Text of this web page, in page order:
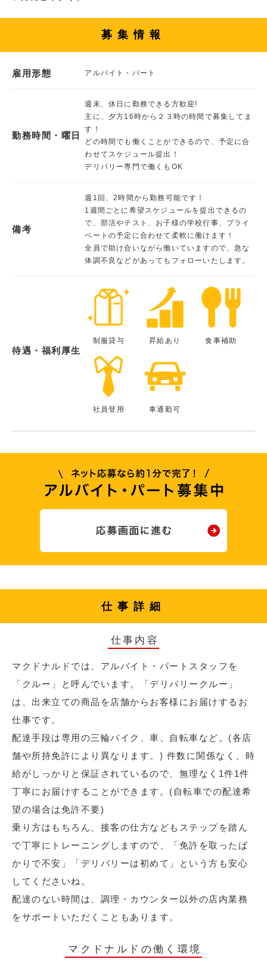
募集情報
雇用形態 アルバイト・パート
勤務時間・曜日
週末、休日に勤務できる方歓迎!
主に、夕方16時から２３時の時間で募集してま
す！
どの時間でも働くことができるので、予定に合
わせてスケジュール提出！
デリバリー専門で働くもOK
備考
週1回、2時間から勤務可能です！
1週間ごとに希望スケジュールを提出できるの
で、部活やテスト、お子様の学校行事、プライ
ベートの予定に合わせて柔軟に働けます！
全員で助け合いながら働いていますので、急な
体調不良などがあってもフォローいたします。
待遇・福利厚生
制服貸与 昇給あり 食事補助
社員登用 車通勤可
仕事詳細
仕事内容
マクドナルドでは、アルバイト・パートスタッフを
「クルー」と呼んでいます。「デリバリークルー」
は、出来立ての商品を店舗からお客様にお届けするお
仕事です。
配達手段は専用の三輪バイク、車、自転車など。(各店
舗や所持免許により異なります。) 件数に関係なく、時
給がしっかりと保証されているので、無理なく1件1件
丁寧にお届けすることができます。(自転車での配達希
望の場合は免許不要)
乗り方はもちろん、接客の仕方などもステップを踏ん
で丁寧にトレーニングしますので、「免許を取ったば
かりで不安」「デリバリーは初めて」という方も安心
してくださいね。
配達のない時間は、調理・カウンター以外の店内業務
をサポートいただくこともあります。
マクドナルドの働く環境